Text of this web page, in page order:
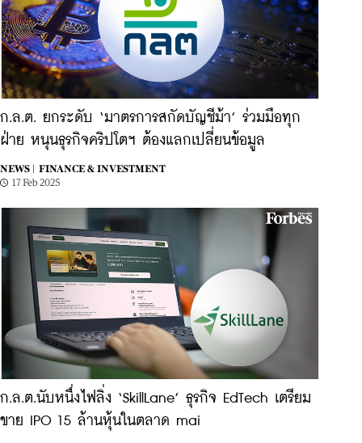
ก.ล.ต. ยกระดับ ‘มาตรการสกัดบัญชีม้า’ ร่วมมือทุก
ฝ่าย หนุนธุรกิจคริปโตฯ ต้องแลกเปลี่ยนข้อมูล
NEWS |
FINANCE & INVESTMENT
17 Feb 2025
ก.ล.ต.นับหนึ่งไฟลิ่ง ‘SkillLane’ ธุรกิจ EdTech เตรียม
ขาย IPO 15 ล้านหุ้นในตลาด mai